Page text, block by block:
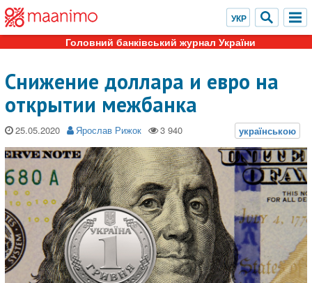
Головний банківський журнал України
Снижение доллара и евро на
открытии межбанка
25.05.2020 Ярослав Рижок